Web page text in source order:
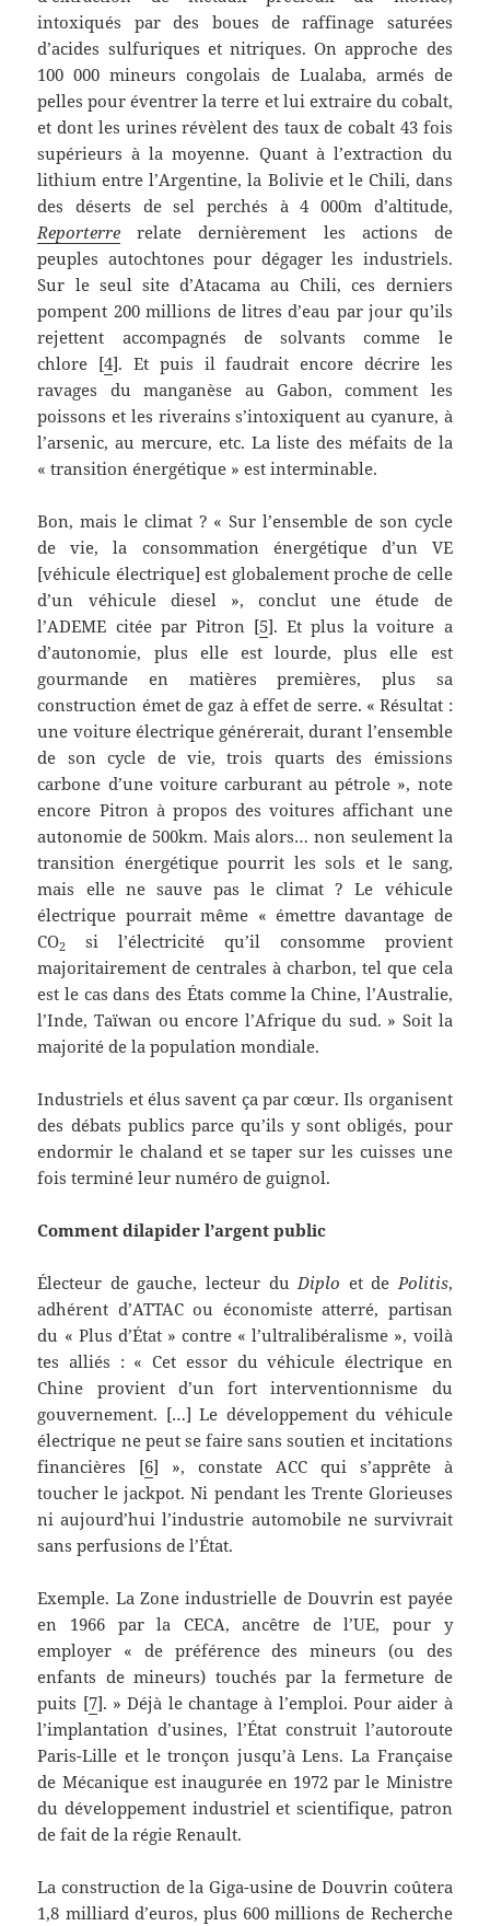
intoxiqués par des boues de raffinage saturées
d’acides sulfuriques et nitriques. On approche des
100 000 mineurs congolais de Lualaba, armés de
pelles pour éventrer la terre et lui extraire du cobalt,
et dont les urines révèlent des taux de cobalt 43 fois
supérieurs à la moyenne. Quant à l’extraction du
lithium entre l’Argentine, la Bolivie et le Chili, dans
des déserts de sel perchés à 4 000m d’altitude,
Reporterre relate dernièrement les actions de
peuples autochtones pour dégager les industriels.
Sur le seul site d’Atacama au Chili, ces derniers
pompent 200 millions de litres d’eau par jour qu’ils
rejettent accompagnés de solvants comme le
chlore [4]. Et puis il faudrait encore décrire les
ravages du manganèse au Gabon, comment les
poissons et les riverains s’intoxiquent au cyanure, à
l’arsenic, au mercure, etc. La liste des méfaits de la
« transition énergétique » est interminable.
Bon, mais le climat ? « Sur l’ensemble de son cycle
de vie, la consommation énergétique d’un VE
[véhicule électrique] est globalement proche de celle
d’un véhicule diesel », conclut une étude de
l’ADEME citée par Pitron [5]. Et plus la voiture a
d’autonomie, plus elle est lourde, plus elle est
gourmande en matières premières, plus sa
construction émet de gaz à effet de serre. « Résultat :
une voiture électrique générerait, durant l’ensemble
de son cycle de vie, trois quarts des émissions
carbone d’une voiture carburant au pétrole », note
encore Pitron à propos des voitures affichant une
autonomie de 500km. Mais alors… non seulement la
transition énergétique pourrit les sols et le sang,
mais elle ne sauve pas le climat ? Le véhicule
électrique pourrait même « émettre davantage de
CO2
si l’électricité qu’il consomme provient
majoritairement de centrales à charbon, tel que cela
est le cas dans des États comme la Chine, l’Australie,
l’Inde, Taïwan ou encore l’Afrique du sud. » Soit la
majorité de la population mondiale.
Industriels et élus savent ça par cœur. Ils organisent
des débats publics parce qu’ils y sont obligés, pour
endormir le chaland et se taper sur les cuisses une
fois terminé leur numéro de guignol.
Comment dilapider l’argent public
Électeur de gauche, lecteur duDiplo et dePolitis,
adhérent d’ATTAC ou économiste atterré, partisan
du « Plus d’État » contre « l’ultralibéralisme », voilà
tes alliés : « Cet essor du véhicule électrique en
Chine provient d’un fort interventionnisme du
gouvernement. […] Le développement du véhicule
électrique ne peut se faire sans soutien et incitations
financières [6] », constate ACC qui s’apprête à
toucher le jackpot. Ni pendant les Trente Glorieuses
ni aujourd’hui l’industrie automobile ne survivrait
sans perfusions de l’État.
Exemple. La Zone industrielle de Douvrin est payée
en 1966 par la CECA, ancêtre de l’UE, pour y
employer « de préférence des mineurs (ou des
enfants de mineurs) touchés par la fermeture de
puits [7]. » Déjà le chantage à l’emploi. Pour aider à
l’implantation d’usines, l’État construit l’autoroute
Paris-Lille et le tronçon jusqu’à Lens. La Française
de Mécanique est inaugurée en 1972 par le Ministre
du développement industriel et scientifique, patron
de fait de la régie Renault.
La construction de la Giga-usine de Douvrin coûtera
1,8 milliard d’euros, plus 600 millions de Recherche